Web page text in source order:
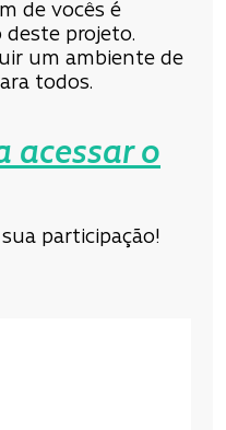
de vocês é
deste projeto.
um ambiente de
todos.
acessar o
participação!